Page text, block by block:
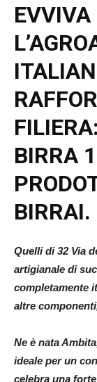
EVVIVA
FILIERA:
BIRRA
BIRRAI.
Quelli di 32 Via
artigianale di
completamente
altre
Ne è nata
ideale per un
celebra una